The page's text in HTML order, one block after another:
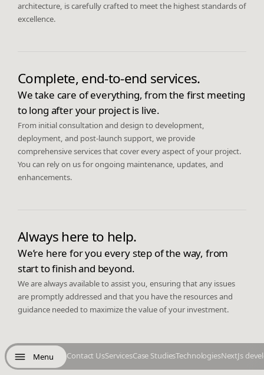
Menu Contact UsServicesCase StudiesTechnologiesNextJs
architecture, is carefully crafted to meet the highest standards of
excellence.
Complete, end-to-end services.
We take care of everything, from the first meeting
to long after your project is live.
From initial consultation and design to development,
deployment, and post-launch support, we provide
comprehensive services that cover every aspect of your project.
You can rely on us for ongoing maintenance, updates, and
enhancements.
Always here to help.
We’re here for you every step of the way, from
start to finish and beyond.
We are always available to assist you, ensuring that any issues
are promptly addressed and that you have the resources and
guidance needed to maximize the value of your investment.